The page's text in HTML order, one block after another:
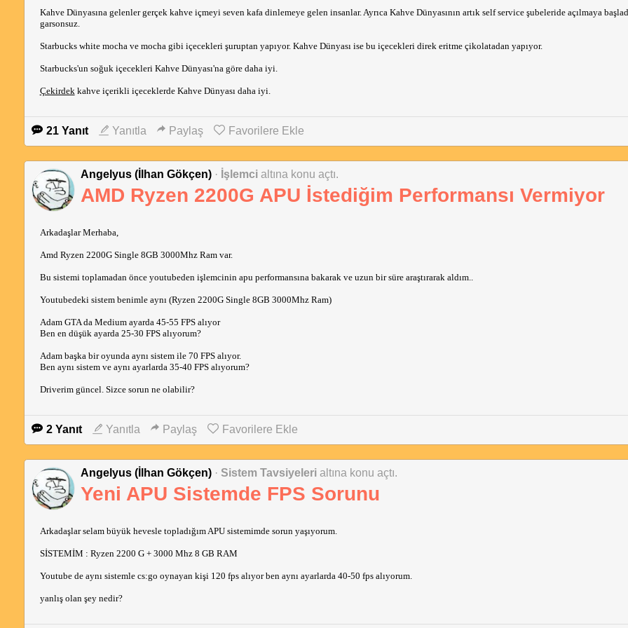
Kahve Dünyasına gelenler gerçek kahve içmeyi seven kafa dinlemeye gelen insanlar. Ayrıca Kahve Dünyasının artık self service şubeleride açılmaya
garsonsuz.
Starbucks white mocha ve mocha gibi içecekleri şuruptan yapıyor. Kahve Dünyası ise bu içecekleri direk eritme çikolatadan yapıyor.
Starbucks'un soğuk içecekleri Kahve Dünyası'na göre daha iyi.
Çekirdekkahve içerikli içeceklerde Kahve Dünyası daha iyi.
21 Yanıt Yanıtla Paylaş Favorilere Ekle
Angelyus (İlhan Gökçen) · İşlemci altına konu açtı.
AMD Ryzen 2200G APU İstediğim Performansı Vermiyor
Arkadaşlar Merhaba,
Amd Ryzen 2200G Single 8GB 3000Mhz Ram var.
Bu sistemi toplamadan önce youtubeden işlemcinin apu performansına bakarak ve uzun bir süre araştırarak aldım..
Youtubedeki sistem benimle aynı (Ryzen 2200G Single 8GB 3000Mhz Ram)
Adam GTA da Medium ayarda 45-55 FPS alıyor
Ben en düşük ayarda 25-30 FPS alıyorum?
Adam başka bir oyunda aynı sistem ile 70 FPS alıyor.
Ben aynı sistem ve aynı ayarlarda 35-40 FPS alıyorum?
Driverim güncel. Sizce sorun ne olabilir?
2 Yanıt Yanıtla Paylaş Favorilere Ekle
Angelyus (İlhan Gökçen) · Sistem Tavsiyeleri altına konu açtı.
Yeni APU Sistemde FPS Sorunu
Arkadaşlar selam büyük hevesle topladığım APU sistemimde sorun yaşıyorum.
SİSTEMİM : Ryzen 2200 G + 3000 Mhz 8 GB RAM
Youtube de aynı sistemle cs:go oynayan kişi 120 fps alıyor ben aynı ayarlarda 40-50 fps alıyorum.
yanlış olan şey nedir?